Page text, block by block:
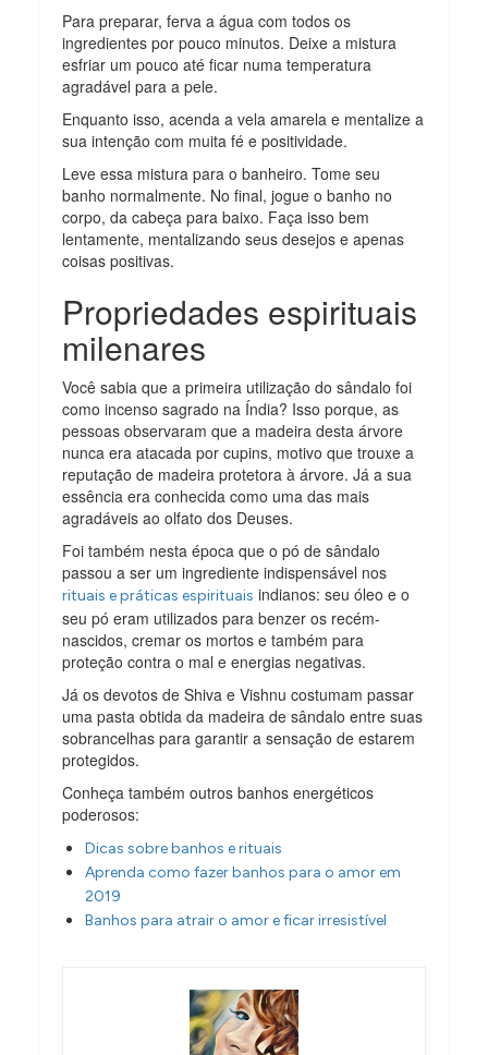
Para preparar, ferva a água com todos os
ingredientes por pouco minutos. Deixe a mistura
esfriar um pouco até ficar numa temperatura
agradável para a pele.
Enquanto isso, acenda a vela amarela e mentalize a
sua intenção com muita fé e positividade.
Leve essa mistura para o banheiro. Tome seu
banho normalmente. No final, jogue o banho no
corpo, da cabeça para baixo. Faça isso bem
lentamente, mentalizando seus desejos e apenas
coisas positivas.
Propriedades espirituais
milenares
Você sabia que a primeira utilização do sândalo foi
como incenso sagrado na Índia? Isso porque, as
pessoas observaram que a madeira desta árvore
nunca era atacada por cupins, motivo que trouxe a
reputação de madeira protetora à árvore. Já a sua
essência era conhecida como uma das mais
agradáveis ao olfato dos Deuses.
Foi também nesta época que o pó de sândalo
passou a ser um ingrediente indispensável nos
rituais e práticas espirituais indianos: seu óleo e o
seu pó eram utilizados para benzer os recém-
nascidos, cremar os mortos e também para
proteção contra o mal e energias negativas.
Já os devotos de Shiva e Vishnu costumam passar
uma pasta obtida da madeira de sândalo entre suas
sobrancelhas para garantir a sensação de estarem
protegidos.
Conheça também outros banhos energéticos
poderosos:
Dicas sobre banhos e rituais
Aprenda como fazer banhos para o amor em
2019
Banhos para atrair o amor e ficar irresistível